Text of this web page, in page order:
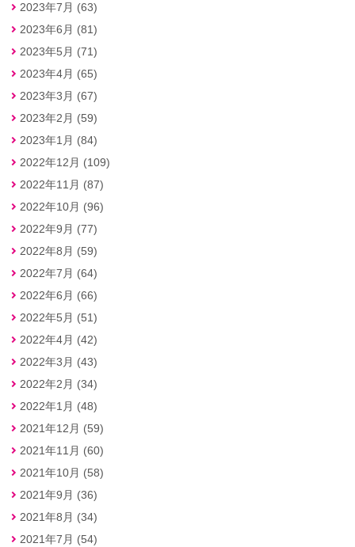
2023年7月 (63)
2023年6月 (81)
2023年5月 (71)
2023年4月 (65)
2023年3月 (67)
2023年2月 (59)
2023年1月 (84)
2022年12月 (109)
2022年11月 (87)
2022年10月 (96)
2022年9月 (77)
2022年8月 (59)
2022年7月 (64)
2022年6月 (66)
2022年5月 (51)
2022年4月 (42)
2022年3月 (43)
2022年2月 (34)
2022年1月 (48)
2021年12月 (59)
2021年11月 (60)
2021年10月 (58)
2021年9月 (36)
2021年8月 (34)
2021年7月 (54)